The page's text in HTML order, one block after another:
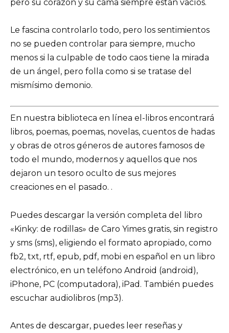
pero su corazón y su cama siempre están vacíos.
Le fascina controlarlo todo, pero los sentimientos
no se pueden controlar para siempre, mucho
menos si la culpable de todo caos tiene la mirada
de un ángel, pero folla como si se tratase del
mismísimo demonio.
En nuestra biblioteca en línea el-libros encontrará
libros, poemas, poemas, novelas, cuentos de hadas
y obras de otros géneros de autores famosos de
todo el mundo, modernos y aquellos que nos
dejaron un tesoro oculto de sus mejores
creaciones en el pasado. .
Puedes descargar la versión completa del libro
«Kinky: de rodillas» de Caro Yimes gratis, sin registro
y sms (sms), eligiendo el formato apropiado, como
fb2, txt, rtf, epub, pdf, mobi en español en un libro
electrónico, en un teléfono Android (android),
iPhone, PC (computadora), iPad. También puedes
escuchar audiolibros (mp3).
Antes de descargar, puedes leer reseñas y